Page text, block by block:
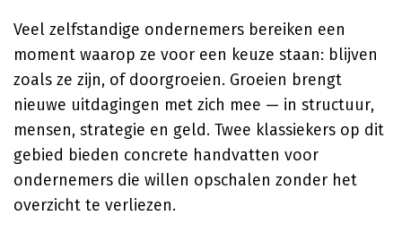
Veel zelfstandige ondernemers bereiken een
moment waarop ze voor een keuze staan: blijven
zoals ze zijn, of doorgroeien. Groeien brengt
nieuwe uitdagingen met zich mee — in structuur,
mensen, strategie en geld. Twee klassiekers op dit
gebied bieden concrete handvatten voor
ondernemers die willen opschalen zonder het
overzicht te verliezen.